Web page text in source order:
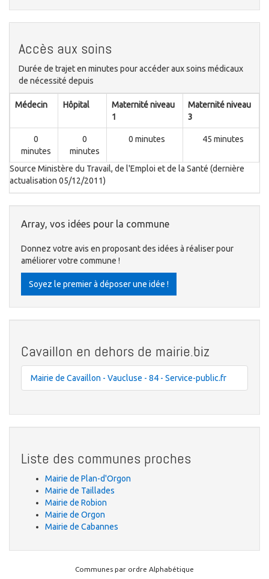
Accès aux soins
Durée de trajet en minutes pour accéder aux soins médicaux
de nécessité depuis
Médecin Hôpital
Maternité niveau
1
Maternité niveau
3
0
minutes
0
minutes
0 minutes 45 minutes
Source Ministère du Travail, de l'Emploi et de la Santé (dernière
actualisation 05/12/2011)
Array, vos idées pour la commune
Donnez votre avis en proposant des idées à réaliser pour
améliorer votre commune !
Soyez le premier à déposer une idée !
Cavaillon en dehors de mairie.biz
Mairie de Cavaillon - Vaucluse - 84 - Service-public.fr
Liste des communes proches
Mairie de Plan-d'Orgon
Mairie de Taillades
Mairie de Robion
Mairie de Orgon
Mairie de Cabannes
Communes par ordre Alphabétique